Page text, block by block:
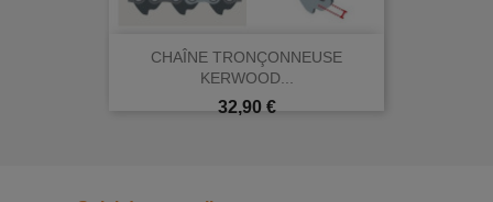
CHAÎNE TRONÇONNEUSE
KERWOOD...
Prix
32,90 €